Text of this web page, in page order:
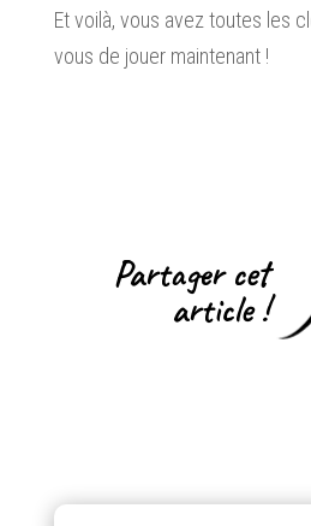
Et voilà, vous avez toutes les
vous de jouer maintenant !
Partager cet
article !